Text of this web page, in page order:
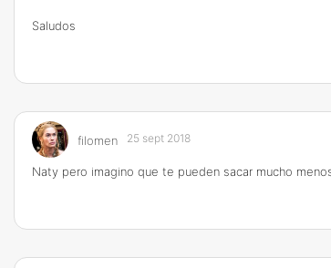
Saludos
filomen 25 sept 2018
Naty pero imagino que te pueden sacar mucho